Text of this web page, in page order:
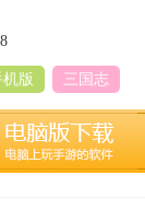
版 三国志